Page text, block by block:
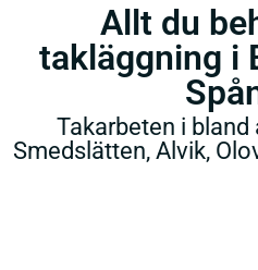
Allt du
takläggning i
Takarbeten i bland
Smedslätten, Alvik,